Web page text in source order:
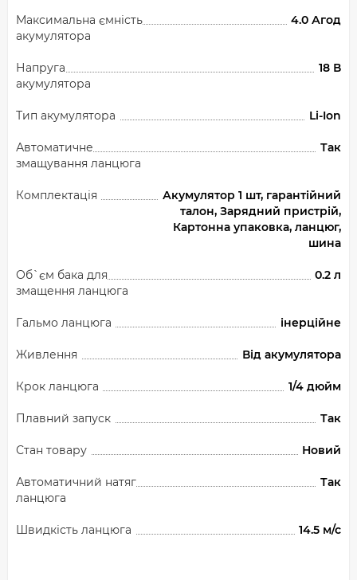
Максимальна ємність
акумулятора
4.0 Агод
Напруга
акумулятора
18 В
Тип акумулятора Li-Ion
Автоматичне
змащування ланцюга
Так
Комплектація
Акумулятор 1 шт, гарантійний
талон, Зарядний пристрій,
Картонна упаковка, ланцюг,
шина
Об`єм бака для
змащення ланцюга
0.2 л
Гальмо ланцюга інерційне
Живлення Від акумулятора
Крок ланцюга 1/4 дюйм
Плавний запуск Так
Стан товару Новий
Автоматичний натяг
ланцюга
Так
Швидкість ланцюга 14.5 м/с